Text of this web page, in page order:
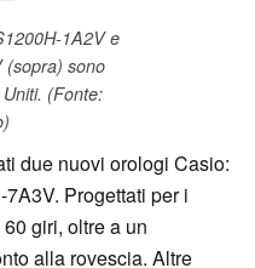
1A2V e
(sopra) sono
(Fonte:
due nuovi orologi Casio:
Progettati per i
giri, oltre a un
alla rovescia. Altre